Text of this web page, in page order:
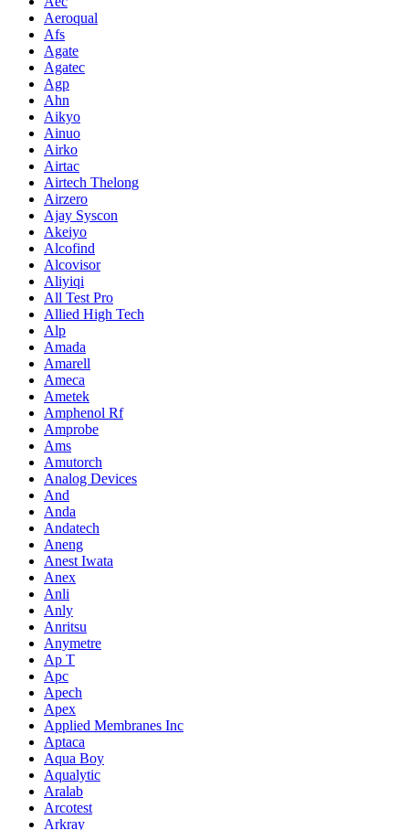
Aeroqual
Afs
Agate
Agatec
Agp
Ahn
Aikyo
Ainuo
Airko
Airtac
Airtech Thelong
Airzero
Ajay Syscon
Akeiyo
Alcofind
Alcovisor
Aliyiqi
All Test Pro
Allied High Tech
Alp
Amada
Amarell
Ameca
Ametek
Amphenol Rf
Amprobe
Ams
Amutorch
Analog Devices
And
Anda
Andatech
Aneng
Anest Iwata
Anex
Anli
Anly
Anritsu
Anymetre
Ap T
Apc
Apech
Apex
Applied Membranes Inc
Aptaca
Aqua Boy
Aqualytic
Aralab
Arcotest
Arkray